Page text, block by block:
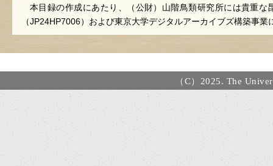
本目録の作成にあたり、（公財）山階鳥類研究所には貴重
（JP24HP7006）および東京大学デジタルアーカイブズ構築事
（C）2025. The